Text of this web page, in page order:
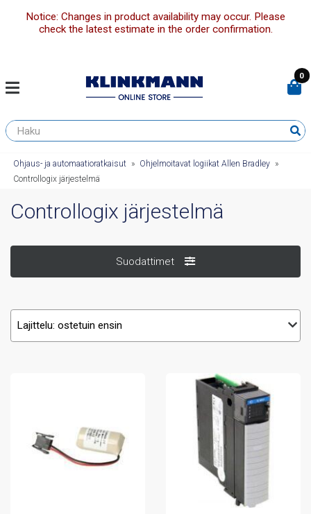
Notice: Changes in product availability may occur. Please
check the latest estimate in the order confirmation.
0
Ohjaus- ja automaatioratkaisut » Ohjelmoitavat logiikat Allen Bradley »
Controllogix järjestelmä
Controllogix järjestelmä
Suodattimet